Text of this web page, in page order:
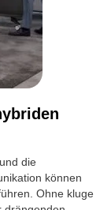
die
können
Ohne kluge